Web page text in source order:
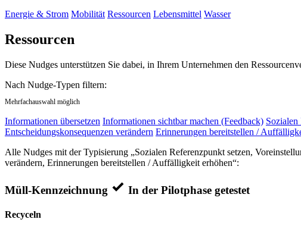
Energie & Strom Mobilität Ressourcen Lebensmittel Wasser
Ressourcen
Diese Nudges unterstützen Sie dabei, in Ihrem Unternehmen den
Nach Nudge-Typen filtern:
Mehrfachauswahl möglich
Informationen übersetzen Informationen sichtbar machen (Feedback) Sozialen
Entscheidungskonsequenzen verändern Erinnerungen bereitstellen /
Alle Nudges mit der Typisierung „Sozialen Referenzpunkt setzen,
verändern, Erinnerungen bereitstellen / Auffälligkeit erhöhen“:
Müll-Kennzeichnung In der Pilotphase getestet
Recyceln